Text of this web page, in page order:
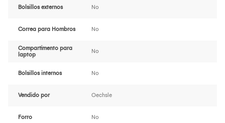
Bolsillos externos No
Correa para Hombros No
Compartimento para
laptop
No
Bolsillos internos No
Vendido por Oechsle
Forro No